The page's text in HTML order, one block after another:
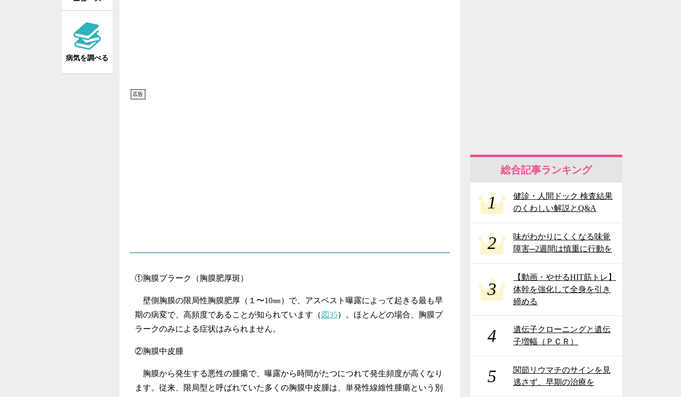
病気を調べる
広告
①胸膜プラーク（胸膜肥厚斑）
壁側胸膜の限局性胸膜肥厚（１〜10㎜）で、アスベスト曝露によって起きる最も早
期の病変で、高頻度であることが知られています（ 図35）。ほとんどの場合、胸膜プ
ラークのみによる症状はみられません。
②胸膜中皮腫
胸膜から発生する悪性の腫瘍で、曝露から時間がたつにつれて発生頻度が高くなり
ます。従来、限局型と呼ばれていた多くの胸膜中皮腫は、単発性線維性腫瘍という別
総合記事ランキング
1
健診・人間ドック 検査結果
のくわしい解説とQ&A
2
味がわかりにくくなる味覚
障害─2週間は慎重に行動を
3
【動画・やせるHIT筋トレ】
体幹を強化して全身を引き
締める
4
遺伝子クローニングと遺伝
子増幅（ＰＣＲ）
5
関節リウマチのサインを見
逃さず、早期の治療を